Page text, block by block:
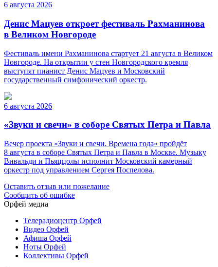
6 августа 2026
Денис Мацуев откроет фестиваль Рахманинова
в Великом Новгороде
Фестиваль имени Рахманинова стартует 21 августа в Великом
Новгороде. На открытии у стен Новгородского кремля
выступят пианист Денис Мацуев и Московский
государственный симфонический оркестр.
6 августа 2026
«Звуки и свечи» в соборе Святых Петра и Павла
Вечер проекта «Звуки и свечи. Времена года» пройдёт
8 августа в соборе Святых Петра и Павла в Москве. Музыку
Вивальди и Пьяццолы исполнит Московский камерный
оркестр под управлением Сергея Поспелова.
Оставить отзыв или пожелание
Сообщить об ошибке
Орфей медиа
Телерадиоцентр Орфей
Видео Орфей
Афиша Орфей
Ноты Орфей
Коллективы Орфей